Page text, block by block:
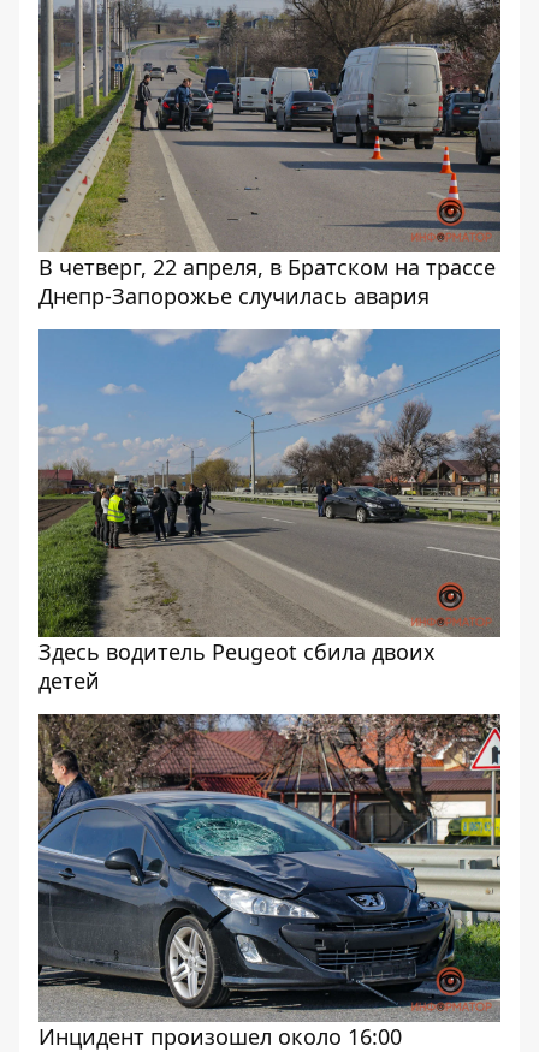
В четверг, 22 апреля, в Братском на трассе
Днепр-Запорожье случилась авария
Здесь водитель Peugeot сбила двоих
детей
Инцидент произошел около 16:00